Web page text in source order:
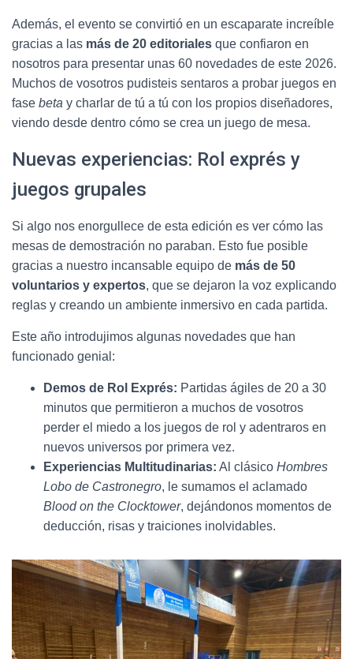
Además, el evento se convirtió en un escaparate increíble
gracias a las más de 20 editoriales que confiaron en
nosotros para presentar unas 60 novedades de este 2026.
Muchos de vosotros pudisteis sentaros a probar juegos en
fase beta y charlar de tú a tú con los propios diseñadores,
viendo desde dentro cómo se crea un juego de mesa.
Nuevas experiencias: Rol exprés y
juegos grupales
Si algo nos enorgullece de esta edición es ver cómo las
mesas de demostración no paraban. Esto fue posible
gracias a nuestro incansable equipo de más de 50
voluntarios y expertos, que se dejaron la voz explicando
reglas y creando un ambiente inmersivo en cada partida.
Este año introdujimos algunas novedades que han
funcionado genial:
Demos de Rol Exprés: Partidas ágiles de 20 a 30
minutos que permitieron a muchos de vosotros
perder el miedo a los juegos de rol y adentraros en
nuevos universos por primera vez.
Experiencias Multitudinarias: Al clásico Hombres
Lobo de Castronegro, le sumamos el aclamado
Blood on the Clocktower, dejándonos momentos de
deducción, risas y traiciones inolvidables.